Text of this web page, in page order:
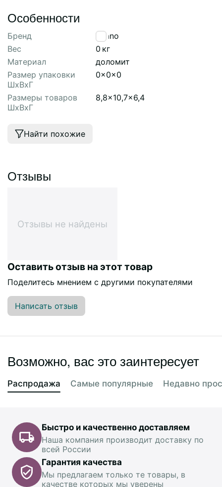
Особенности
Бренд
Tkano
Вес
0 кг
Материал
доломит
Размер упаковки
ШхВхГ
0x0x0
Размеры товаров
ШхВхГ
8,8x10,7x6,4
Найти похожие
Отзывы
Отзывы не найдены
Оставить отзыв на этот товар
Поделитесь мнением с другими покупателями
Написать отзыв
Возможно, вас это заинтересует
Распродажа Самые популярные Недавно
Быстро и качественно доставляем
Наша компания производит доставку по
всей России
Гарантия качества
Мы предлагаем только те товары, в
качестве которых мы уверены